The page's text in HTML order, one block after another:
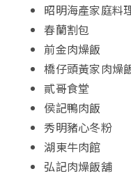
昭明海產家庭料
春蘭割包
前金肉燥飯
橋仔頭黃家肉燥
貳哥食堂
侯記鴨肉飯
秀明豬心冬粉
湖東牛肉館
弘記肉燥飯舖